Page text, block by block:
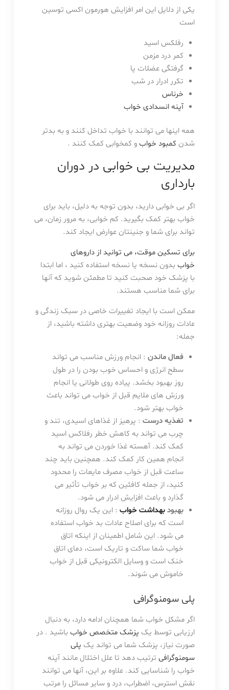
یکی از دلایل این امر افزایش هورمون اکسی توسین
است
رفلکس اسید
کمر درد مزمن
گرفتگی عضلات پا
تکرر ادرار در شب
خرناس
آپنه انسدادی خواب
همه اینها می توانند با خواب تداخل کنند و به بدتر
شدن کمبود خوابو کمخوابی کمک کنند .
مدیریت بی خوابی در دوران
بارداری
اگر بی خوابی دارید، بدون توجه به دلیل، باید برای
خواب بهتر کمک بگیرید. کم خوابی، به مرور زمان، می
تواند برای شما و جنینتان عوارض ایجاد کند.
برای تسکین موقت، می توانید از داروهای
خواببدون نسخه یا نسخه استفاده کنید ، اما ابتدا
با پزشک خود صحبت کنید تا مطمئن شوید که آنها
برای شما مناسب هستند.
ممکن است با ایجاد تغییرات خاصی در سبک زندگی و
عادات روزانه خود وضعیت بهتری داشته باشید، از
جمله:
فعال ماندن : انجام ورزش مناسب می تواند
سطح انرژی و احساس خوب بودن را در طول
روز بهبود بخشد. پیاده روی طولانی یا انجام
ورزش های ملایم قبل از خواب می تواند باعث
خواب بهتر شود.
تغذیه درست : پرهیز از غذاهای اسیدی، تند و
چرب می تواند به کاهش خطر رفلاکس اسید
کمک کند. آهسته غذا خوردن می تواند به
انجام همین کار کمک کند. همچنین باید چند
ساعت قبل از خواب مصرف مایعات را محدود
کنید، از جمله کافئین که بر خواب تأثیر می
گذارد و باعث افزایش ادرار می شود.
بهبودبهداشت خواب : این یک روال روزانه
است که برای اصلاح عادات بد خواب استفاده
می شود. این شامل اطمینان از اینکه اتاق
خواب شما ساکت و تاریک است، دمای اتاق
خنک است و وسایل الکترونیکی قبل از خواب
خاموش می شوند.
پلی سومنوگرافی
اگر مشکل خواب شما همچنان ادامه دارد، به دنبال
ارزیابی توسط یک پزشک متخصص خوابباشید . در
صورت نیاز، پزشک شما می تواند یک پلی
سومنوگرافیترتیب دهد تا علل اختلال مانند آپنه
خواب را شناسایی کند. علاوه بر این، آنها می توانند
نقش استرس، اضطراب، درد و سایر مسائل را مرتب